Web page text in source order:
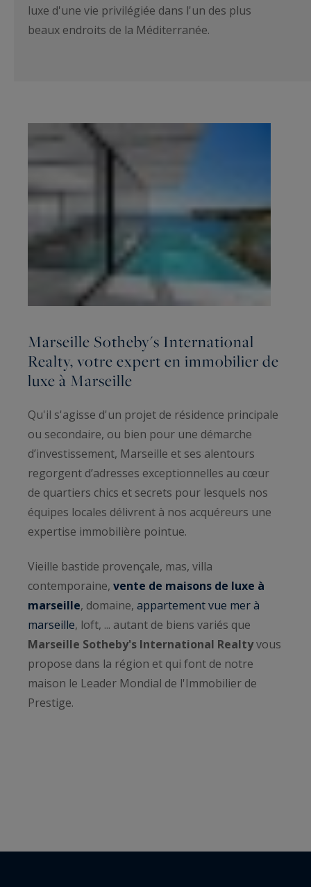
luxe d'une vie privilégiée dans l'un des plus
beaux endroits de la Méditerranée.
Marseille Sotheby's International
Realty, votre expert en immobilier de
luxe à Marseille
Qu'il s'agisse d'un projet de résidence principale
ou secondaire, ou bien pour une démarche
d’investissement, Marseille et ses alentours
regorgent d’adresses exceptionnelles au cœur
de quartiers chics et secrets pour lesquels nos
équipes locales délivrent à nos acquéreurs une
expertise immobilière pointue.
Vieille bastide provençale, mas, villa
contemporaine, vente de maisons de luxe à
marseille, domaine, appartement vue mer à
marseille, loft, ... autant de biens variés que
Marseille Sotheby's International Realtyvous
propose dans la région et qui font de notre
maison le Leader Mondial de l'Immobilier de
Prestige.